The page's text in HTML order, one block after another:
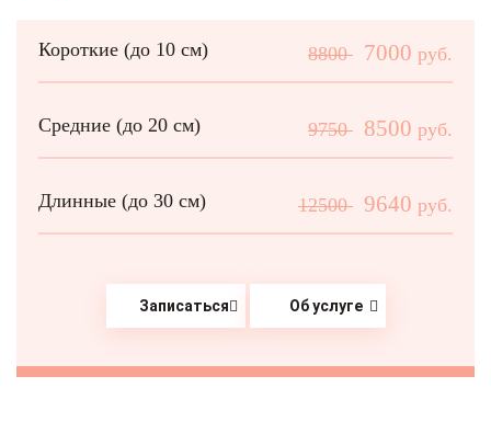
Короткие (до 10 см) 8800 7000 руб.
Средние (до 20 см) 9750 8500 руб.
Длинные (до 30 см) 12500 9640 руб.
Записаться Об услуге